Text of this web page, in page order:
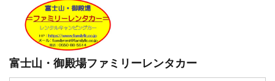
富士山・御殿場ファミリーレンタカー